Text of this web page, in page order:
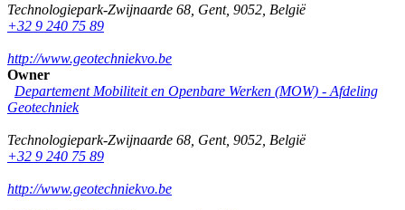
Technologiepark-Zwijnaarde 68 Gent, 9052 België
+32 9 240 75 89
http://www.geotechniekvo.be
Owner
Departement Mobiliteit en Openbare Werken (MOW) - Afdeling
Geotechniek
Technologiepark-Zwijnaarde 68 Gent, 9052 België
+32 9 240 75 89
http://www.geotechniekvo.be